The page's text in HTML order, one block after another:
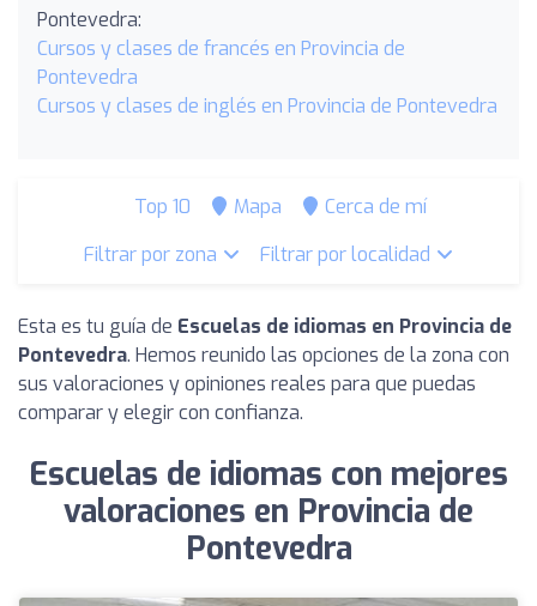
Pontevedra:
Cursos y clases de francés en Provincia de
Pontevedra
Cursos y clases de inglés en Provincia de Pontevedra
Top 10 Mapa
Cerca de mí
Filtrar por zona
Filtrar por localidad
Esta es tu guía de Escuelas de idiomas en Provincia de
Pontevedra. Hemos reunido las opciones de la zona con
sus valoraciones y opiniones reales para que puedas
comparar y elegir con confianza.
Escuelas de idiomas con mejores
valoraciones en Provincia de
Pontevedra